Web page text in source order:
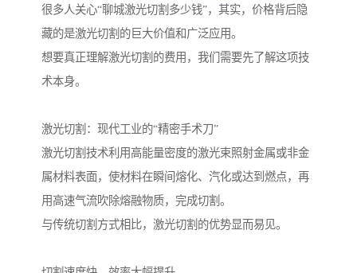
很多人关心“聊城激光切割多少钱”，其实，价格背后隐
藏的是激光切割的巨大价值和广泛应用。
想要真正理解激光切割的费用，我们需要先了解这项技
术本身。
激光切割：现代工业的“精密手术刀”
激光切割技术利用高能量密度的激光束照射金属或非金
属材料表面，使材料在瞬间熔化、汽化或达到燃点，再
用高速气流吹除熔融物质，完成切割。
与传统切割方式相比，激光切割的优势显而易见。